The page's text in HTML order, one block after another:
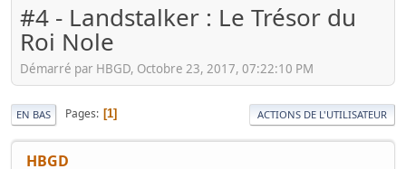
#4 - Landstalker : Le Trésor du
Roi Nole
Démarré par HBGD, Octobre 23, 2017, 07:22:10 PM
EN BAS Pages 1 ACTIONS DE L'UTILISATEUR
HBGD